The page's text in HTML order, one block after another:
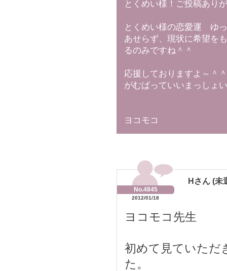
とくめい様！ご投稿あり
とくめい様の恋愛運 ゆ
あせらず、現状に希望を
るのみですね＾＾
応援しておりますよ～＾＾
がむばっていいまっしょ
ヨコモコ
Hさん (未
No.4845
2012/01/18
ヨコモコ先生
初めて見ていただ
た。